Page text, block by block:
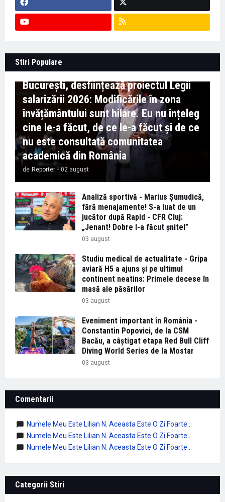
Stiri Populare
Context important pentru educație -
Marian Preda, rectorul Universității din
București, desființează proiectul Legii
salarizării 2026: Modificările în zona
învățământului sunt hilare. Eu nu înțeleg
cine le-a făcut, de ce le-a făcut și de ce
nu este consultată comunitatea
academică din România
de Reporter - 02 august
Analiză sportivă - Marius Șumudică,
fără menajamente! S-a luat de un
jucător după Rapid - CFR Cluj:
„Jenant! Dobre l-a făcut șnitel”
03 august
Studiu medical de actualitate - Gripa
aviară H5 a ajuns și pe ultimul
continent neatins: Primele decese în
masă ale păsărilor
03 august
Eveniment important în România -
Constantin Popovici, de la CSM
Bacău, a câștigat etapa Red Bull Cliff
Diving World Series de la Mostar
03 august
Comentarii
Numele Meu Este Lilian N. Aceasta Este O Zi Foarte...
Numele Meu Este Lilian N. Aceasta Este O Zi Foarte...
Numele Meu Este Lilian N. Aceasta Este O Zi Foarte...
Categorii Stiri